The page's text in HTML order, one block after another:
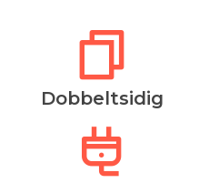
Dobbeltsidig